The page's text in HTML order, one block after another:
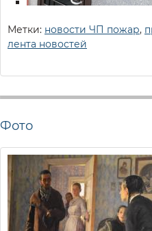
Метки: новости ЧП пожар,
лента новостей
Фото